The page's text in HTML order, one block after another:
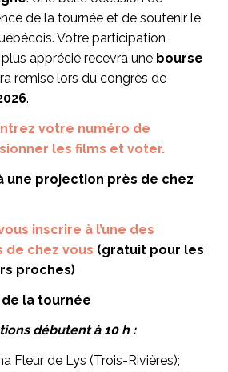
de la tournée et de soutenir le
Votre participation
apprécié recevra une bourse
remise lors du congrès de
.
votre numéro de
les films et voter.
une projection près de chez
inscrire à l’une des
chez vous (gratuit pour les
proches)
la tournée
débutent à 10 h :
Fleur de Lys (Trois-Rivières);